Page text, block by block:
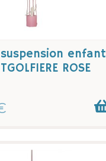
enfant
ROSE